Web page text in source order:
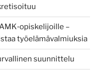
–
työelämävalmiuksia
suunnittelu